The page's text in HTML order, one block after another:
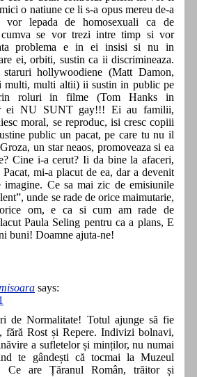
o natiune ce li s-a opus mereu de-a
vor lepada de homosexuali ca de
se vor trezi intre timp si vor
problema e in ei insisi si nu in
ei, orbiti, sustin ca ii discrimineaza.
hollywoodiene (Matt Damon,
multi, multi altii) ii sustin in public pe
roluri in filme (Tom Hanks in
ei NU SUNT gay!!! Ei au familii,
moral, se reproduc, isi cresc copiii
public un pacat, pe care tu nu il
un star neaos, promoveaza si ea
Cine i-a cerut? Ii da bine la afaceri,
Pacat, mi-a placut de ea, dar a devenit
imagine. Ce sa mai zic de emisiunile
unde se rade de orice maimutarie,
orice om, e ca si cum am rade de
Paula Seling pentru ca a plans, E
buni! Doamne ajuta-ne!
says:
de Normalitate! Totul ajunge să fie
fără Rost și Repere. Indivizi bolnavi,
a sufletelor și minților, nu numai
te gândești că tocmai la Muzeul
Ce are Țăranul Român, trăitor și